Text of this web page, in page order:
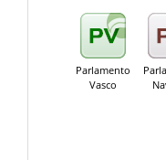
Parlamento
Vasco